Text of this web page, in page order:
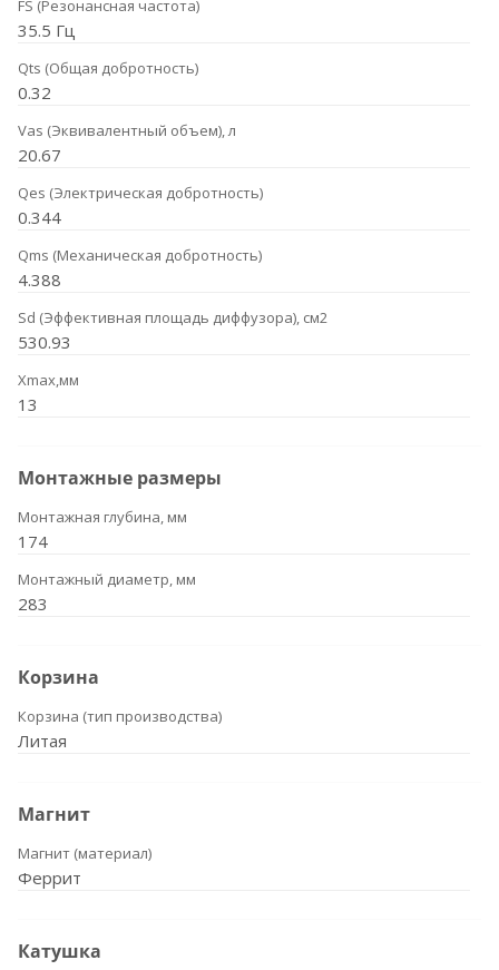
FS (Резонансная частота)
35.5 Гц
Qts (Общая добротность)
0.32
Vas (Эквивалентный объем), л
20.67
Qes (Электрическая добротность)
0.344
Qms (Механическая добротность)
4.388
Sd (Эффективная площадь диффузора), см2
530.93
Xmax,мм
13
Монтажные размеры
Монтажная глубина, мм
174
Монтажный диаметр, мм
283
Корзина
Корзина (тип производства)
Литая
Магнит
Магнит (материал)
Феррит
Катушка